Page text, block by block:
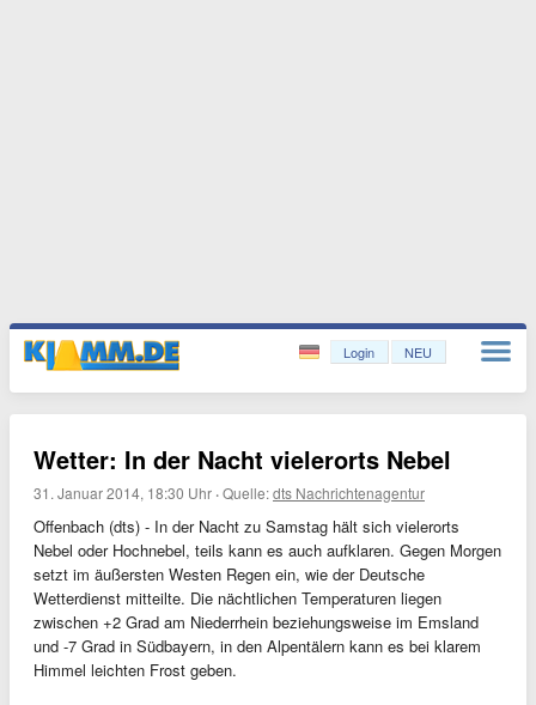
Login NEU
Wetter: In der Nacht vielerorts Nebel
31. Januar 2014, 18:30 Uhr ·Quelle:dts Nachrichtenagentur
Offenbach (dts) - In der Nacht zu Samstag hält sich vielerorts
Nebel oder Hochnebel, teils kann es auch aufklaren. Gegen Morgen
setzt im äußersten Westen Regen ein, wie der Deutsche
Wetterdienst mitteilte. Die nächtlichen Temperaturen liegen
zwischen +2 Grad am Niederrhein beziehungsweise im Emsland
und -7 Grad in Südbayern, in den Alpentälern kann es bei klarem
Himmel leichten Frost geben.